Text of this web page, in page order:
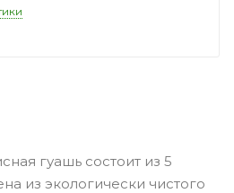
гуашь состоит из 5
из экологически чистого